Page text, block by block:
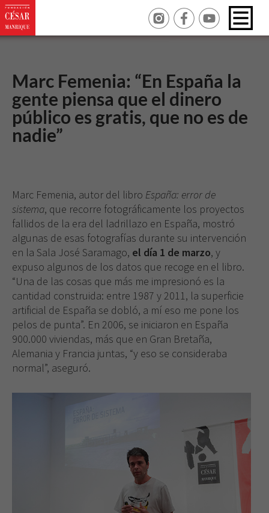
Marc Femenia: “En España la
gente piensa que el dinero
público es gratis, que no es de
nadie”
Marc Femenia, autor del libro España: error de
sistema, que recorre fotográficamente los proyectos
fallidos de la era del ladrillazo en España, mostró
algunas de esas fotografías durante su intervención
en la Sala José Saramago, el día 1 de marzo, y
expuso algunos de los datos que recoge en el libro.
“Una de las cosas que más me impresionó es la
cantidad construida: entre 1987 y 2011, la superficie
artificial de España se dobló, a mí eso me pone los
pelos de punta”. En 2006, se iniciaron en España
900.000 viviendas, más que en Gran Bretaña,
Alemania y Francia juntas, “y eso se consideraba
normal”, aseguró.